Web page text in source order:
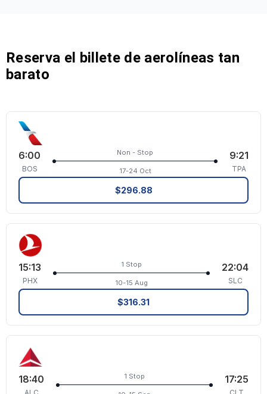
Reserva el billete de aerolíneas tan
barato
6:00
BOS
Non - Stop
17-24 Oct
9:21
TPA
$296.88
15:13
PHX
1 Stop
10-15 Aug
22:04
SLC
$316.31
18:40
ALC
1 Stop 17:25
CLT